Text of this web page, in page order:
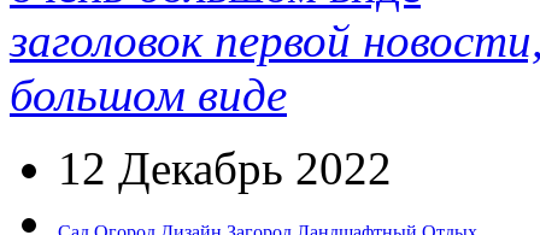
заголовок первой
большом виде
12 Декабрь 2022